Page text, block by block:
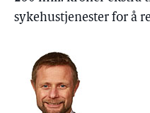
sykehustjenester for å